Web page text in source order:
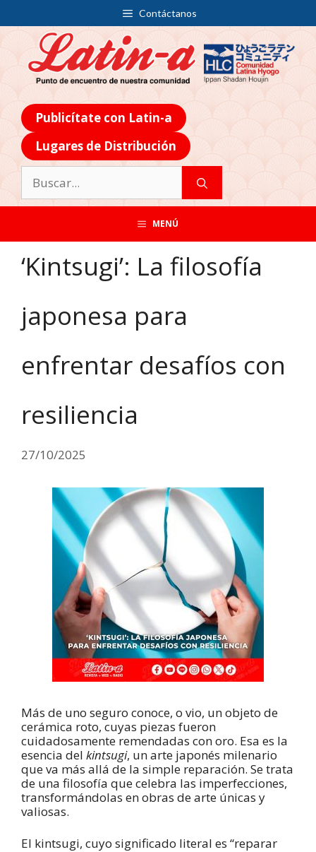
Contáctanos
Publicítate con Latin-a
Lugares de Distribución
MENÚ
‘Kintsugi’: La filosofía
japonesa para
enfrentar desafíos con
resiliencia
27/10/2025
Más de uno seguro conoce, o vio, un objeto de
cerámica roto, cuyas piezas fueron
cuidadosamente remendadas con oro. Esa es la
esencia del kintsugi, un arte japonés milenario
que va más allá de la simple reparación. Se trata
de una filosofía que celebra las imperfecciones,
transformándolas en obras de arte únicas y
valiosas.
El kintsugi, cuyo significado literal es “reparar